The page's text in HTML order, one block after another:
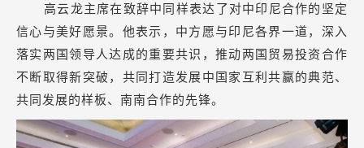
高云龙主席在致辞中同样表达了对中印尼合作的坚定
信心与美好愿景。他表示，中方愿与印尼各界一道，深入
落实两国领导人达成的重要共识，推动两国贸易投资合作
不断取得新突破，共同打造发展中国家互利共赢的典范、
共同发展的样板、南南合作的先锋。